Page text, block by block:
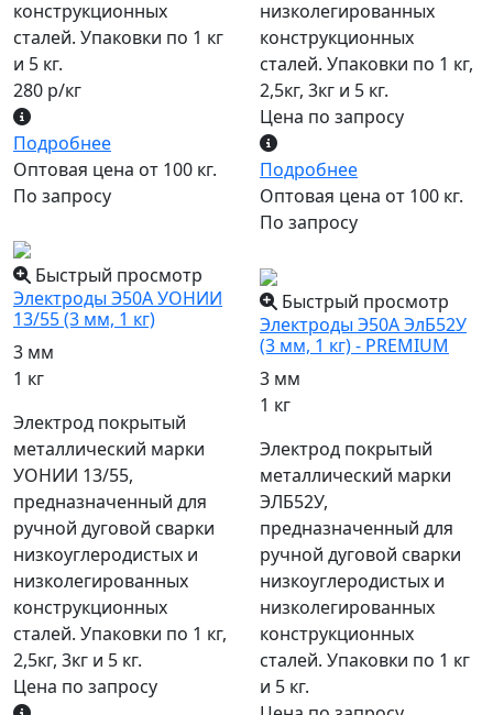
конструкционных
сталей. Упаковки по 1 кг
и 5 кг.
280 р/кг
Подробнее
Оптовая цена от 100 кг.
По запросу
низколегированных
конструкционных
сталей. Упаковки по 1 кг,
2,5кг, 3кг и 5 кг.
Цена по запросу
Подробнее
Оптовая цена от 100 кг.
По запросу
Быстрый просмотр
Электроды Э50А УОНИИ
13/55 (3 мм, 1 кг)
3 мм
1 кг
Электрод покрытый
металлический марки
УОНИИ 13/55,
предназначенный для
ручной дуговой сварки
низкоуглеродистых и
низколегированных
конструкционных
сталей. Упаковки по 1 кг,
2,5кг, 3кг и 5 кг.
Цена по запросу
Быстрый просмотр
Электроды Э50А ЭлБ52У
(3 мм, 1 кг) - PREMIUM
3 мм
1 кг
Электрод покрытый
металлический марки
ЭЛБ52У,
предназначенный для
ручной дуговой сварки
низкоуглеродистых и
низколегированных
конструкционных
сталей. Упаковки по 1 кг
и 5 кг.